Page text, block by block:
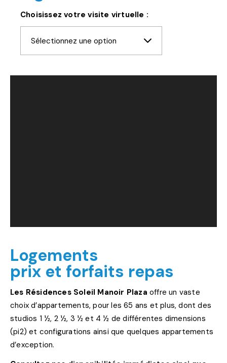
Choisissez votre visite virtuelle :
Sélectionnez une option
Logements
prix et forfaits repas
Les Résidences Soleil Manoir Plaza offre un vaste
choix d’appartements, pour les 65 ans et plus, dont des
studios 1 ½, 2 ½, 3 ½ et 4 ½ de différentes dimensions
(pi2) et configurations ainsi que quelques appartements
d’exception.